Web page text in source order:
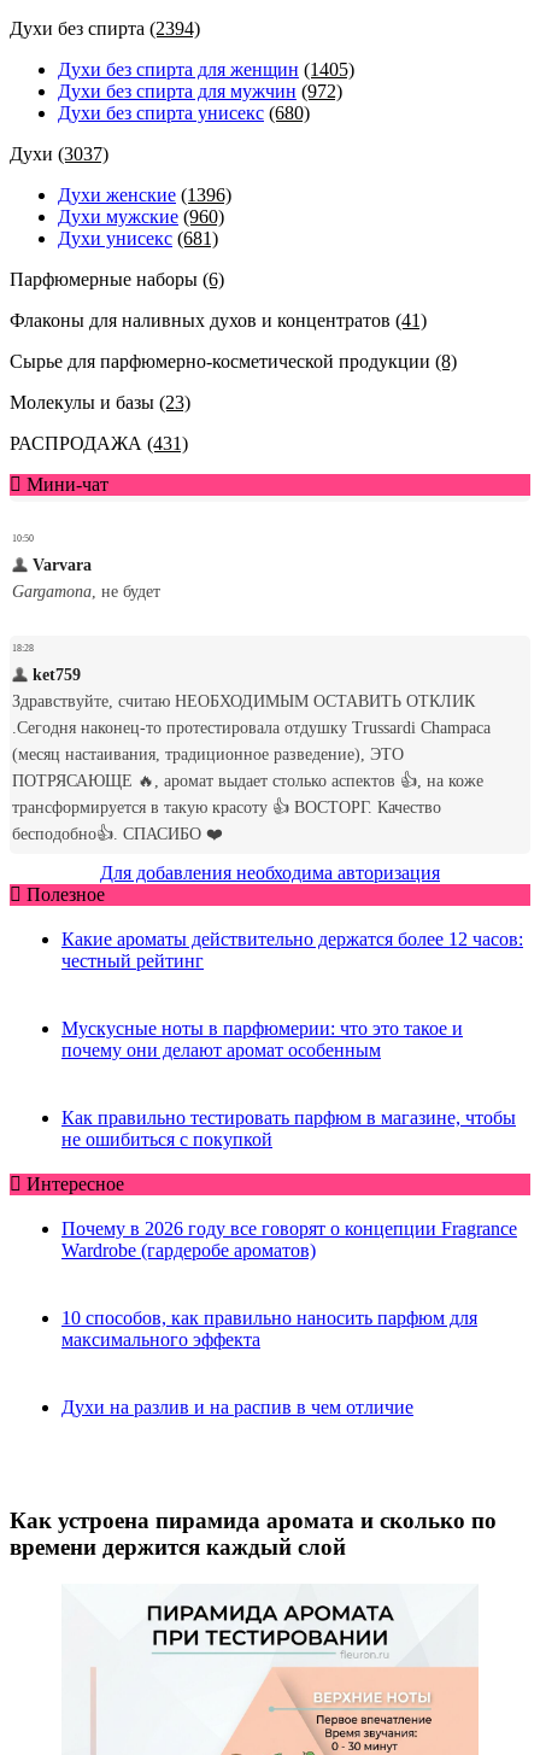
Духи без спирта (2394)
Духи без спирта для женщин (1405)
Духи без спирта для мужчин (972)
Духи без спирта унисекс (680)
Духи (3037)
Духи женские (1396)
Духи мужские (960)
Духи унисекс (681)
Парфюмерные наборы (6)
Флаконы для наливных духов и концентратов (41)
Сырье для парфюмерно-косметической продукции (8)
Молекулы и базы (23)
РАСПРОДАЖА (431)
Мини-чат
Для добавления необходима авторизация
Полезное
Какие ароматы действительно держатся более 12 часов:
честный рейтинг
Мускусные ноты в парфюмерии: что это такое и
почему они делают аромат особенным
Как правильно тестировать парфюм в магазине, чтобы
не ошибиться с покупкой
Интересное
Почему в 2026 году все говорят о концепции Fragrance
Wardrobe (гардеробе ароматов)
10 способов, как правильно наносить парфюм для
максимального эффекта
Духи на разлив и на распив в чем отличие
Как устроена пирамида аромата и сколько по
времени держится каждый слой